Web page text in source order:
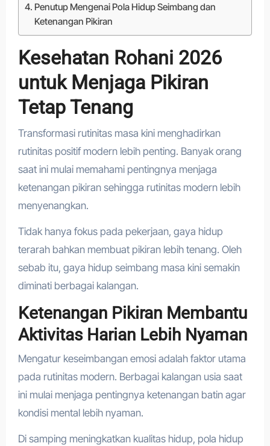
Penutup Mengenai Pola Hidup Seimbang dan
Ketenangan Pikiran
Kesehatan Rohani 2026
untuk Menjaga Pikiran
Tetap Tenang
Transformasi rutinitas masa kini menghadirkan
rutinitas positif modern lebih penting. Banyak orang
saat ini mulai memahami pentingnya menjaga
ketenangan pikiran sehingga rutinitas modern lebih
menyenangkan.
Tidak hanya fokus pada pekerjaan, gaya hidup
terarah bahkan membuat pikiran lebih tenang. Oleh
sebab itu, gaya hidup seimbang masa kini semakin
diminati berbagai kalangan.
Ketenangan Pikiran Membantu
Aktivitas Harian Lebih Nyaman
Mengatur keseimbangan emosi adalah faktor utama
pada rutinitas modern. Berbagai kalangan usia saat
ini mulai menjaga pentingnya ketenangan batin agar
kondisi mental lebih nyaman.
Di samping meningkatkan kualitas hidup, pola hidup